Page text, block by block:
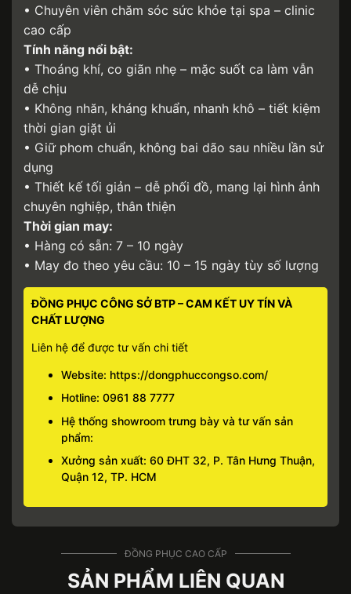
• Chuyên viên chăm sóc sức khỏe tại spa – clinic
cao cấp
Tính năng nổi bật:
• Thoáng khí, co giãn nhẹ – mặc suốt ca làm vẫn
dễ chịu
• Không nhăn, kháng khuẩn, nhanh khô – tiết kiệm
thời gian giặt ủi
• Giữ phom chuẩn, không bai dão sau nhiều lần sử
dụng
• Thiết kế tối giản – dễ phối đồ, mang lại hình ảnh
chuyên nghiệp, thân thiện
Thời gian may:
• Hàng có sẵn: 7 – 10 ngày
• May đo theo yêu cầu: 10 – 15 ngày tùy số lượng
ĐỒNG PHỤC CÔNG SỞ BTP – CAM KẾT UY TÍN VÀ
CHẤT LƯỢNG
Liên hệ để được tư vấn chi tiết
Website: https://dongphuccongso.com/
Hotline:0961 88 7777
Hệ thống showroom trưng bày và tư vấn sản
phẩm:
Xưởng sản xuất: 60 ĐHT 32, P. Tân Hưng Thuận,
Quận 12, TP. HCM
ĐỒNG PHỤC CAO CẤP
SẢN PHẨM LIÊN QUAN